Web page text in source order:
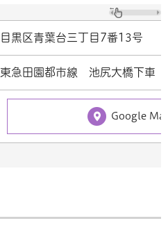
目黒区青葉台三丁目7番13号
東急田園都市線 池尻大橋下車
Google